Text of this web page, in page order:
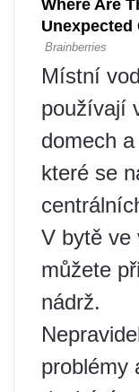
Místní
používají
domech
které se
V bytě ve
můžete
nádrž.
problémy